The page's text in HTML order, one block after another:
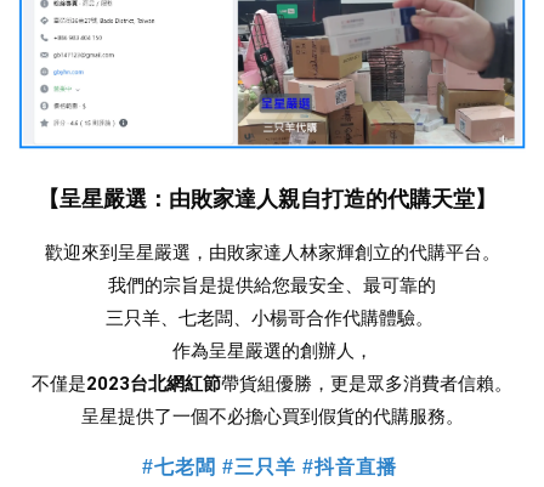
【呈星嚴選：由敗家達人親自打造的代購天堂】
歡迎來到呈星嚴選，由敗家達人林家輝創立的代購平台。
我們的宗旨是提供給您最安全、最可靠的
三只羊、七老闆、小楊哥合作代購體驗。
作為呈星嚴選的創辦人，
不僅是2023台北網紅節帶貨組優勝，更是眾多消費者信賴。
呈星提供了一個不必擔心買到假貨的代購服務。
#七老闆 #三只羊 #抖音直播